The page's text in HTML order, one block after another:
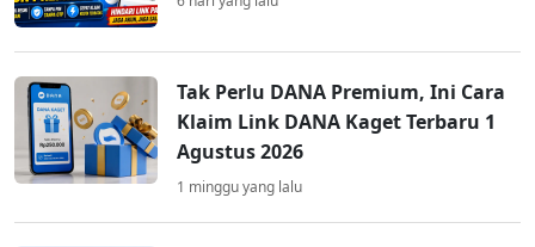
Tak Perlu DANA Premium, Ini Cara
Klaim Link DANA Kaget Terbaru 1
Agustus 2026
1 minggu yang lalu